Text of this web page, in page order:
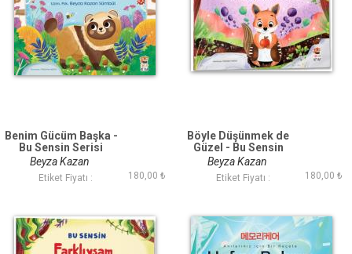
Benim Gücüm Başka -
Bu Sensin Serisi
Beyza Kazan
Etiket Fiyatı : 180,00 ₺
Böyle Düşünmek de
Güzel - Bu Sensin
Serisi
Beyza Kazan
Etiket Fiyatı : 180,00 ₺